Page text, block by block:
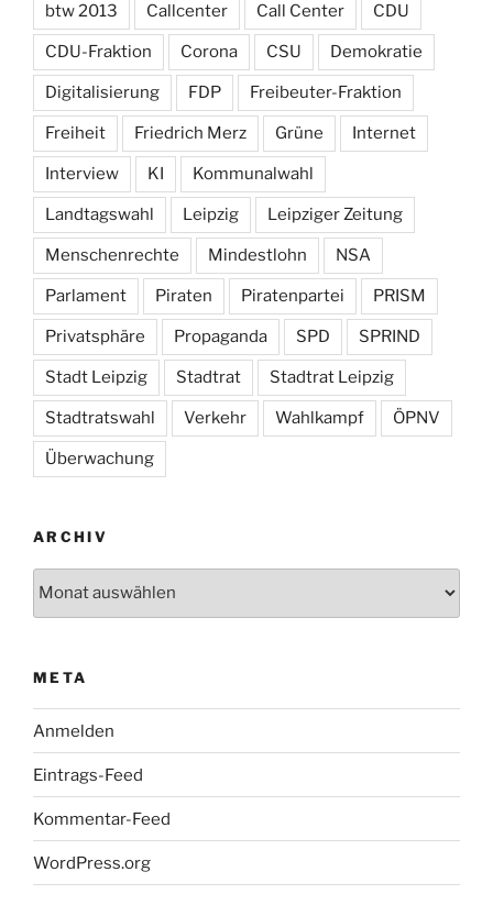
btw 2013 Callcenter Call Center CDU
CDU-Fraktion Corona CSU Demokratie
Digitalisierung FDP Freibeuter-Fraktion
Freiheit Friedrich Merz Grüne Internet
Interview KI Kommunalwahl
Landtagswahl Leipzig Leipziger Zeitung
Menschenrechte Mindestlohn NSA
Parlament Piraten Piratenpartei PRISM
Privatsphäre Propaganda SPD SPRIND
Stadt Leipzig Stadtrat Stadtrat Leipzig
Stadtratswahl Verkehr Wahlkampf ÖPNV
Überwachung
ARCHIV
META
Anmelden
Eintrags-Feed
Kommentar-Feed
WordPress.org